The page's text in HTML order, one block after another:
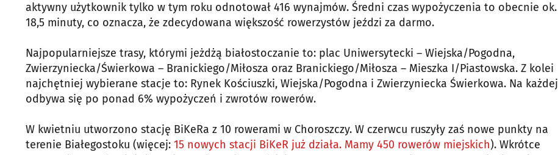
aktywny użytkownik tylko w tym roku odnotował 416 wynajmów. Średni czas wypożyczenia to obecnie ok.
18,5 minuty, co oznacza, że zdecydowana większość rowerzystów jeździ za darmo.
Najpopularniejsze trasy, którymi jeżdżą białostoczanie to: plac Uniwersytecki – Wiejska/Pogodna,
Zwierzyniecka/Świerkowa – Branickiego/Miłosza oraz Branickiego/Miłosza – Mieszka I/Piastowska. Z kolei
najchętniej wybierane stacje to: Rynek Kościuszki, Wiejska/Pogodna i Zwierzyniecka Świerkowa. Na każdej
odbywa się po ponad 6% wypożyczeń i zwrotów rowerów.
W kwietniu utworzono stację BiKeRa z 10 rowerami w Choroszczy. W czerwcu ruszyły zaś nowe punkty na
terenie Białegostoku (więcej: 15 nowych stacji BiKeR już działa. Mamy 450 rowerów miejskich). Wkrótce